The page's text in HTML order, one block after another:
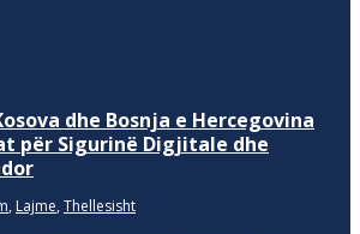
dhe Bosnja e Hercegovina
për Sigurinë Digjitale dhe
, Lajme, Thellesisht